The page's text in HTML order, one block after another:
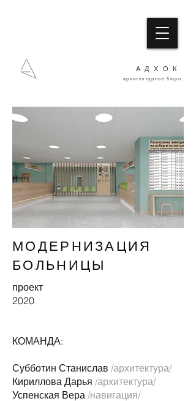
АДХОК
архитектурное бюро
МОДЕРНИЗАЦИЯ
БОЛЬНИЦЫ
проект
2020
КОМАНДА:
Субботин Станислав /архитектура/
Кириллова Дарья /архитектура/
Успенская Вера /навигация/